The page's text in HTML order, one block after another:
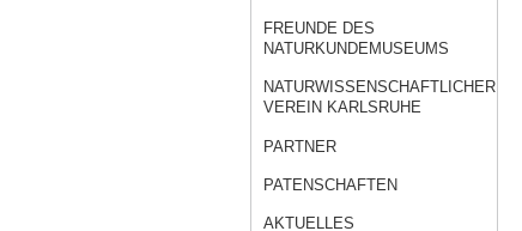
FREUNDE DES
NATURKUNDEMUSEUMS
NATURWISSENSCHAFTLICHER
VEREIN KARLSRUHE
PARTNER
PATENSCHAFTEN
AKTUELLES